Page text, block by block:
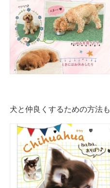
犬と仲良くするための方法も